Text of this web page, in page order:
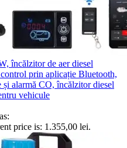
încălzitor de aer diesel
prin aplicație Bluetooth,
și alarmă CO, încălzitor diesel
vehicule
price is: 1.355,00 lei.